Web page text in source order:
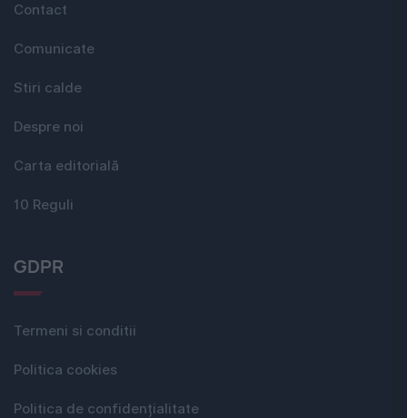
Contact
Comunicate
Stiri calde
Despre noi
Carta editorială
10 Reguli
GDPR
Termeni si conditii
Politica cookies
Politica de confidențialitate